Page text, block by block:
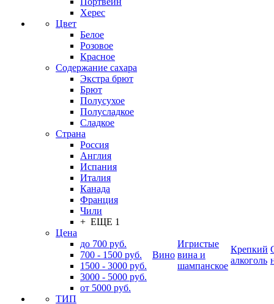
Херес
Цвет
Белое
Розовое
Красное
Содержание сахара
Экстра брют
Брют
Полусухое
Полусладкое
Сладкое
Страна
Россия
Англия
Испания
Италия
Канада
Франция
Чили
+ ЕЩЕ 1
Цена
до 700 руб.
700 - 1500 руб.
1500 - 3000 руб.
3000 - 5000 руб.
от 5000 руб.
ТИП
Вино
Игристые
вина и
шампанское
Крепкий
алкоголь